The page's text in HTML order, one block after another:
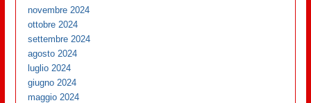
novembre 2024
ottobre 2024
settembre 2024
agosto 2024
luglio 2024
giugno 2024
maggio 2024